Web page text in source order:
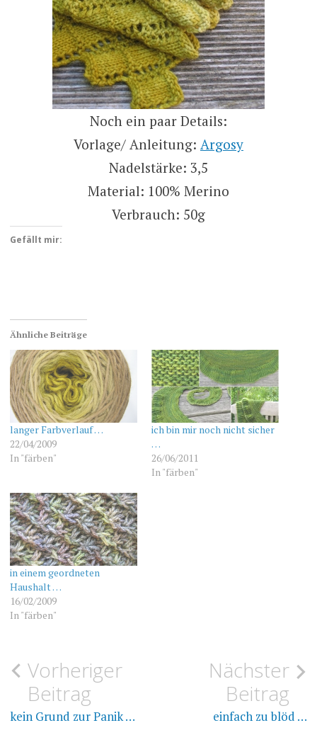
Noch ein paar Details:
Vorlage/ Anleitung: Argosy
Nadelstärke: 3,5
Material: 100% Merino
Verbrauch: 50g
Gefällt mir:
Ähnliche Beiträge
langer Farbverlauf …
22/04/2009
In "färben"
ich bin mir noch nicht sicher
…
26/06/2011
In "färben"
in einem geordneten
Haushalt …
16/02/2009
In "färben"
FÄRBEN
STRICKEN
ARGOSY
LANGER
FARBVERLAUF
Beitragsnavigation
Vorheriger
Beitrag
kein Grund zur Panik …
Nächster
Beitrag
einfach zu blöd …